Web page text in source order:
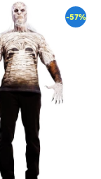
-57%